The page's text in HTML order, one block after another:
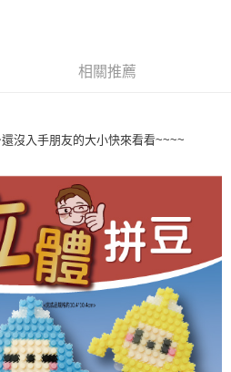
以上)免運費
) 查看運費
相關推薦
沒入手朋友的大小快來看看~~~~